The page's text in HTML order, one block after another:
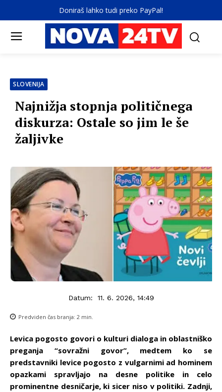
Doniraš lahko tudi preko PayPal!
SLOVENIJA
Najnižja stopnja političnega
diskurza: Ostale so jim le še
žaljivke
Datum: 11. 6. 2026, 14:49
Predviden čas branja: 2 min.
Levica pogosto govori o kulturi dialoga in oblastniško
preganja “sovražni govor”, medtem ko se
predstavniki levice pogosto z vulgarnimi ad hominem
opazkami spravljajo na desne politike in celo
prominentne desničarje, ki sicer niso v politiki. Zadnji,